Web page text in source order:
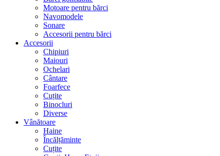
Motoare pentru bărci
Navomodele
Sonare
Accesorii pentru bărci
Accesorii
Chipiuri
Maiouri
Ochelari
Cântare
Foarfece
Cuțite
Binocluri
Diverse
Vânătoare
Haine
Încălțăminte
Cuțite